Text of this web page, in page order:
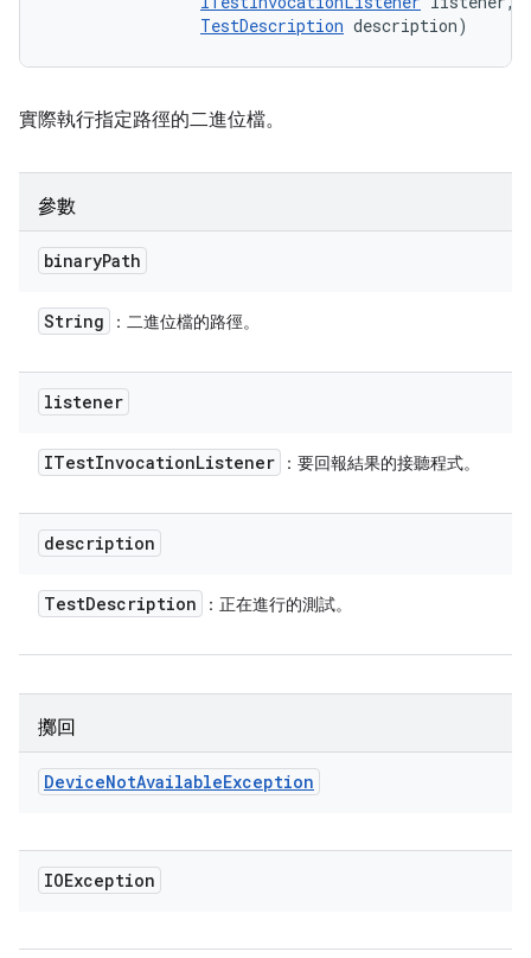
TestDescription description)
實際執行指定路徑的二進位檔。
參數
binaryPath
String ：二進位檔的路徑。
listener
ITestInvocationListener ：要回報結果的接聽程式。
description
TestDescription ：正在進行的測試。
擲回
DeviceNotAvailableException
IOException